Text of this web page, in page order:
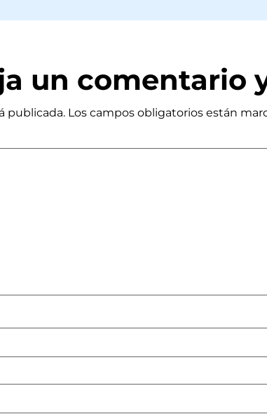
un comentario
publicada. Los campos obligatorios están